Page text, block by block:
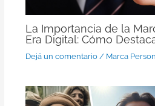
La Importancia de la
Era Digital: Cómo
Dejá un comentario / Marca